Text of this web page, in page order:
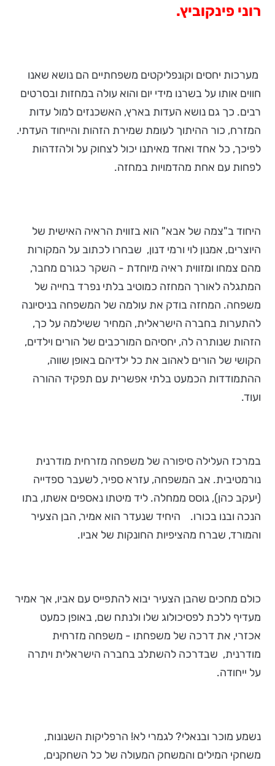
רוני פינקוביץ.
מערכות יחסים וקונפליקטים משפחתיים הם נושא שאנו
חווים אותו על בשרנו מידי יום והוא עולה במחזות ובסרטים
רבים. כך גם נושא העדות בארץ, האשכנזים למול עדות
המזרח, כור ההיתוך לעומת שמירת הזהות והייחוד העדתי.
לפיכך, כל אחד ואחד מאיתנו יכול לצחוק על ולהזדהות
לפחות עם אחת מהדמויות במחזה.
היחוד ב"צמה של אבא" הוא בזווית הראיה האישית של
היוצרים, אמנון לוי ורמי דנון, שבחרו לכתוב על המקורות
מהם צמחו ומזווית ראיה מיוחדת - השקר כגורם מחבר,
המתגלה לאורך המחזה כמוטיב בלתי נפרד בחייה של
משפחה. המחזה בודק את עולמה של המשפחה בניסיונה
להתערות בחברה הישראלית, המחיר ששילמה על כך,
הזהות שנותרה לה, יחסיהם המורכבים של הורים וילדים,
הקושי של הורים לאהוב את כל ילדיהם באופן שווה,
ההתמודדות הכמעט בלתי אפשרית עם תפקיד ההורה
ועוד.
במרכז העלילה סיפורה של משפחה מזרחית מודרנית
נורמטיבית. אב המשפחה, עזרא ספיר, לשעבר ספדייה
(יעקב כהן), גוסס ממחלה. ליד מיטתו נאספים אשתו, בתו
הנכה ובנו בכורו. היחיד שנעדר הוא אמיר, הבן הצעיר
והמורד, שברח מהציפיות החונקות של אביו.
כולם מחכים שהבן הצעיר יבוא להתפייס עם אביו, אך אמיר
מעדיף ללכת לפסיכולוג שלו ולנתח שם, באופן כמעט
אכזרי, את דרכה של משפחתו - משפחה מזרחית
מודרנית, שבדרכה להשתלב בחברה הישראלית ויתרה
על ייחודה.
נשמע מוכר ובנאלי? לגמרי לא! הרפליקות השנונות,
משחקי המילים והמשחק המעולה של כל השחקנים,